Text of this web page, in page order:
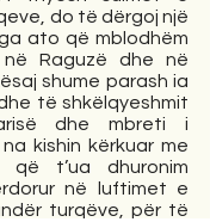
do të dërgoj një
ato që mblodhëm
Raguzë dhe në
shume parash ia
të shkëlqyeshmit
dhe mbreti i
kishin kërkuar me
që t’ua dhuronim
në luftimet e
turqëve, për të